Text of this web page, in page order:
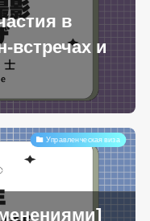
в
встречах и
Управленческая виза